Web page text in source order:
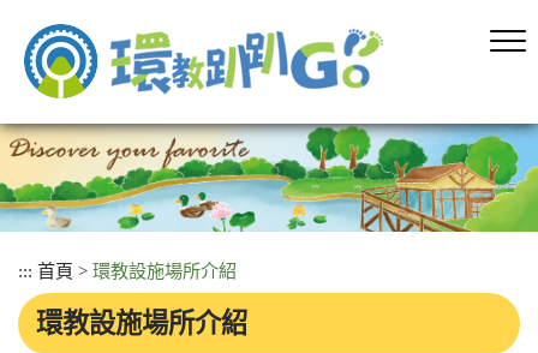
容
塊
::: 首頁 > 環教設施場所介紹
環教設施場所介紹